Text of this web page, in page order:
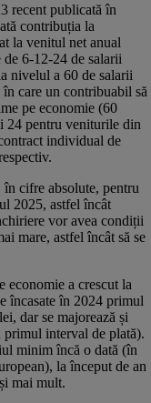
recent publicată în
contribuția la
la venitul net anual
6-12-24 de salarii
nivelul a 60 de salarii
care un contribuabil să
pe economie (60
24 pentru veniturile din
individual de
cifre absolute, pentru
2025, astfel încât
vor avea condiții
mare, astfel încât să se
a crescut la
încasate în 2024 primul
dar se majorează și
interval de plată).
minim încă o dată (în
), la început de an
mai mult.